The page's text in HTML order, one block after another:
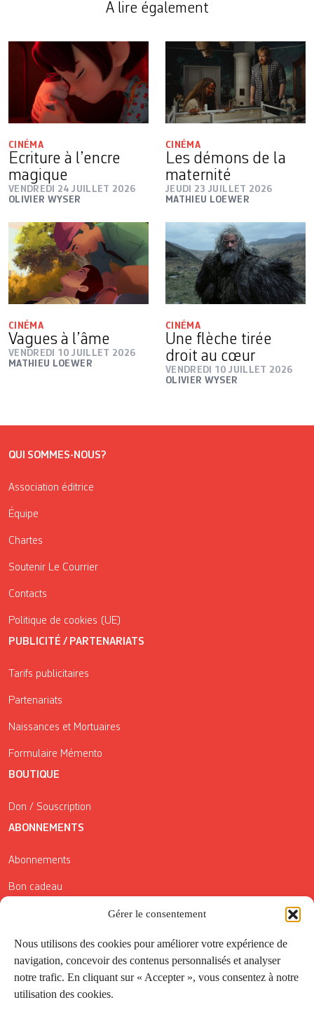
Gérer le consentement
Nous utilisons des cookies pour améliorer votre expérience de
navigation, concevoir des contenus personnalisés et analyser
notre trafic. En cliquant sur « Accepter », vous consentez à notre
utilisation des cookies.
A lire également
CINÉMA
Ecriture à l’encre
magique
VENDREDI 24 JUILLET 2026
OLIVIER WYSER
CINÉMA
Les démons de la
maternité
JEUDI 23 JUILLET 2026
MATHIEU LOEWER
CINÉMA
Vagues à l’âme
VENDREDI 10 JUILLET 2026
MATHIEU LOEWER
CINÉMA
Une flèche tirée
droit au cœur
VENDREDI 10 JUILLET 2026
OLIVIER WYSER
QUI SOMMES-NOUS?
Association éditrice
Équipe
Chartes
Soutenir Le Courrier
Contacts
Politique de cookies (UE)
PUBLICITÉ / PARTENARIATS
Tarifs publicitaires
Partenariats
Naissances et Mortuaires
Formulaire Mémento
BOUTIQUE
Don / Souscription
ABONNEMENTS
Abonnements
Bon cadeau
Conditions générales de vente
Réductions de la Carte Côté Courrier
Application